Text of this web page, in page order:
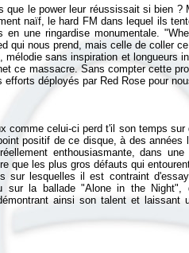
que le power leur réussissait si bien
naïf, le hard FM dans lequel ils
en une ringardise monumentale.
qui nous prend, mais celle de coller
sans inspiration et longueurs
ce massacre. Sans compter cette
efforts déployés par Red Rose pour
comme celui-ci perd t'il son temps
positif de ce disque, à des années
enthousiasmante, dans
que les plus gros défauts qui
sur lesquelles il est contraint
sur la ballade "Alone in the Night",
ainsi son talent et laissant